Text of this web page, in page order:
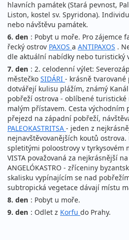
hlavních památek (Stará pevnost,
Liston, kostel sv. Spyridona).
nebo návštěvu památek.
6. den : Pobyt u moře. Pro zájemce
řecký ostrov PAXOS a ANTIPAXOS .
dle aktuální nabídky nebo turistický
7. den : 2. celodenní výlet:
městečko SIDÁRI - krásně tvarované
dotvářejí kulisu plážím, známý
pobřeží ostrova - oblíbené turistické
malým přístavem. Cesta východním
přejezd na západní pobřeží,
PALEOKASTRITSA - jeden z
nejnavštěvovanějších koutů
spletitými poloostrovy v tyrkysovém
VISTA považovaná za nejkrásnější
ANGELÓKASTRO - zříceniny
skalisku vypínajícím se nad
subtropická vegetace dávají místu
8. den : Pobyt u moře.
9. den : Odlet z Korfu do Prahy.